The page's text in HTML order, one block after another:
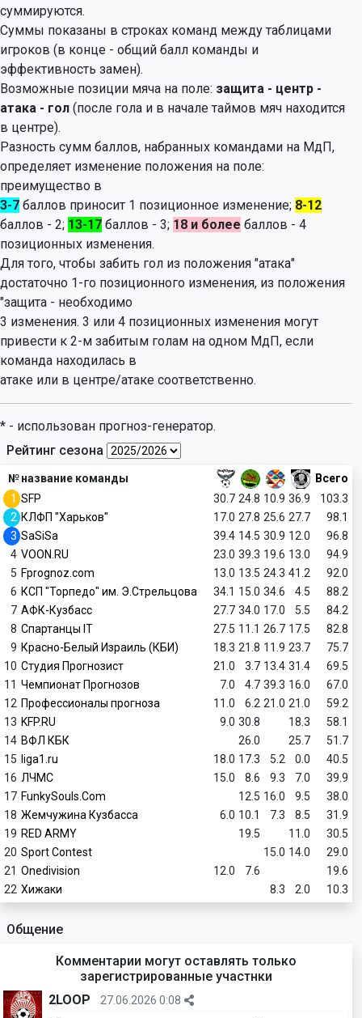
суммируются.
Суммы показаны в строках команд между таблицами
игроков (в конце - общий балл команды и
эффективность замен).
Возможные позиции мяча на поле: защита - центр -
атака - гол (после гола и в начале таймов мяч находится
в центре).
Разность сумм баллов, набранных командами на МдП,
определяет изменение положения на поле:
преимущество в
3-7 баллов приносит 1 позиционное изменение; 8-12
баллов - 2; 13-17 баллов - 3; 18 и более баллов - 4
позиционных изменения.
Для того, чтобы забить гол из положения "атака"
достаточно 1-го позиционного изменения, из положения
"защита - необходимо
3 изменения. 3 или 4 позиционных изменения могут
привести к 2-м забитым голам на одном МдП, если
команда находилась в
атаке или в центре/атаке соответственно.
* - использован прогноз-генератор.
Рейтинг сезона
№название команды
Всего
1 SFP 30.7 24.8 10.9 36.9
103.3
2 КЛФП "Харьков" 17.0 27.8 25.6 27.7
98.1
3 SaSiSa 39.4 14.5 30.9 12.0
96.8
4 VOON.RU 23.0 39.3 19.6 13.0
94.9
5 Fprognoz.com 13.0 13.5 24.3 41.2
92.0
6 КСП "Торпедо" им. Э.Стрельцова 34.1 15.0 34.6 4.5
88.2
7 АФК-Кузбасс 27.7 34.0 17.0 5.5
84.2
8 Спартанцы IT 27.5 11.1 26.7 17.5
82.8
9 Красно-Белый Израиль (КБИ) 18.3 21.8 11.9 23.7
75.7
10 Студия Прогнозист 21.0 3.7 13.4 31.4
69.5
11 Чемпионат Прогнозов 7.0 4.7 39.3 16.0
67.0
12 Профессионалы прогноза 11.0 6.2 21.0 21.0
59.2
13 KFP.RU 9.0 30.8 18.3
58.1
14 ВФЛ КБК 26.0 25.7
51.7
15 liga1.ru 18.0 17.3 5.2 0.0
40.5
16 ЛЧМС 15.0 8.6 9.3 7.0
39.9
17 FunkySouls.Com 12.5 16.0 9.5
38.0
18 Жемчужина Кузбасса 6.0 10.1 7.3 8.5
31.9
19 RED ARMY 19.5 11.0
30.5
20 Sport Contest 15.0 14.0
29.0
21 Onedivision 12.0 7.6
19.6
22 Хижаки 8.3 2.0 10.3
Общение
Комментарии могут оставлять только
зарегистрированные участнки
2LOOP
27.06.2026 0:08